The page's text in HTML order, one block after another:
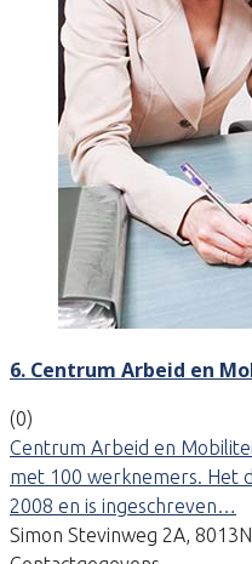
6. Centrum Arbeid en
(0)
Centrum Arbeid en
met 100 werknemers. Het
2008 en is ingeschreven…
Simon Stevinweg 2A,